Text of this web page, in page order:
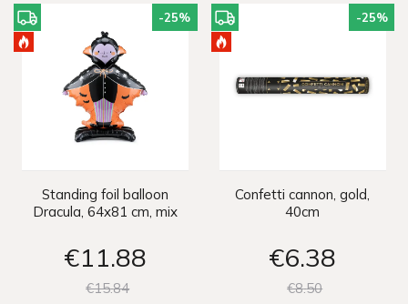
-25%
Standing foil balloon
Dracula, 64x81 cm, mix
€11 88
€1584
-25%
Confetti cannon, gold,
40cm
€6 38
€850